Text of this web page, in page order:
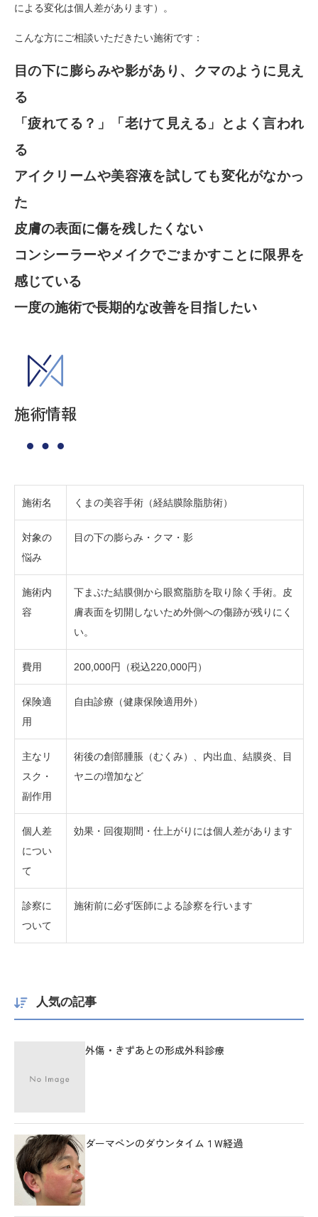
による変化は個人差があります）。
こんな方にご相談いただきたい施術です：
目の下に膨らみや影があり、クマのように見え
る
「疲れてる？」「老けて見える」とよく言われ
る
アイクリームや美容液を試しても変化がなかっ
た
皮膚の表面に傷を残したくない
コンシーラーやメイクでごまかすことに限界を
感じている
一度の施術で長期的な改善を目指したい
施術情報
施術名 くまの美容手術（経結膜除脂肪術）
対象の
悩み
目の下の膨らみ・クマ・影
施術内
容
下まぶた結膜側から眼窩脂肪を取り除く手術。皮
膚表面を切開しないため外側への傷跡が残りにく
い。
費用 200,000円（税込220,000円）
保険適
用
自由診療（健康保険適用外）
主なリ
スク・
副作用
術後の創部腫脹（むくみ）、内出血、結膜炎、目
ヤニの増加など
個人差
につい
て
効果・回復期間・仕上がりには個人差があります
診察に
ついて
施術前に必ず医師による診察を行います
人気の記事
外傷・きずあとの形成外科診療
ダーマペンのダウンタイム１W経過